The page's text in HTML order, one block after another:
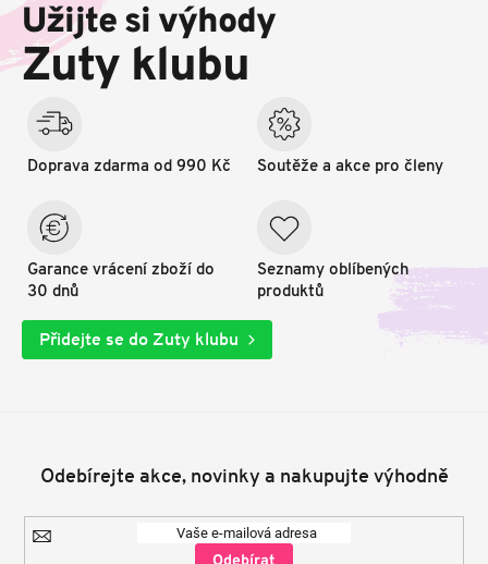
a
í
Užijte si výhody
Zuty klubu
Doprava zdarma od 990 Kč
Garance vrácení zboží do
30 dnů
Soutěže a akce pro členy
Seznamy oblíbených
produktů
Přidejte se do Zuty klubu
Odebírejte akce, novinky a nakupujte výhodně